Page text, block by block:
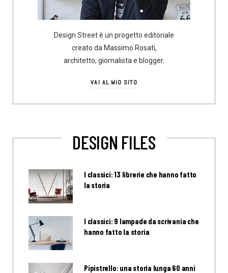
Design Street è un progetto editoriale
creato da Massimo Rosati,
architetto, giornalista e blogger.
VAI AL MIO SITO
DESIGN FILES
I classici: 13 librerie che hanno fatto
la storia
I classici: 9 lampade da scrivania che
hanno fatto la storia
Pipistrello: una storia lunga 60 anni